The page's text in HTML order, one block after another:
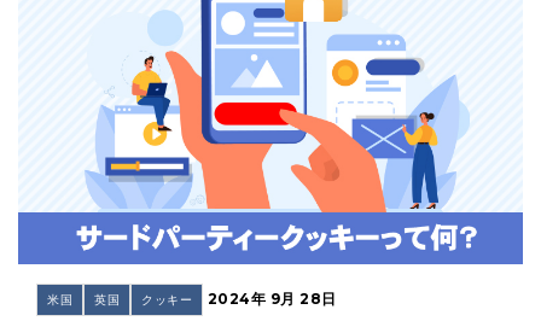
米国 英国 クッキー 2024年 9月 28日